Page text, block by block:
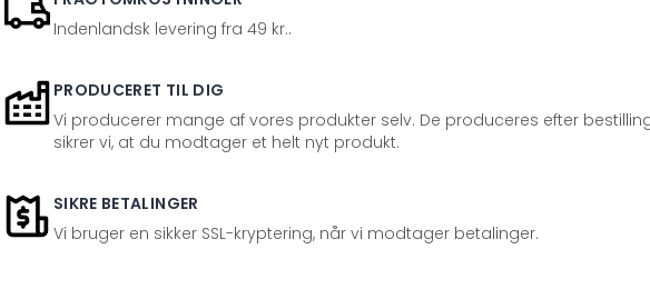
Indenlandsk levering fra 49 kr..
PRODUCERET TIL DIG
Vi producerer mange af vores produkter selv. De produceres efter
sikrer vi, at du modtager et helt nyt produkt.
SIKRE BETALINGER
Vi bruger en sikker SSL-kryptering, når vi modtager betalinger.